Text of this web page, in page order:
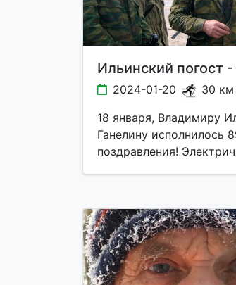
Ильинский погост
2024-01-20
30 км
18 января, Владимиру
Ганелину исполнилось
поздравления!